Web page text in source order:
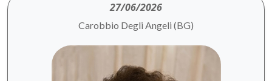
27/06/2026
Carobbio Degli Angeli (BG)